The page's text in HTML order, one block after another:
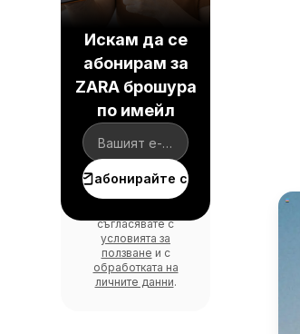
Искам да се
абонирам за
ZARA брошура
по имейл
абонирайте се
съгласявате с
условията за
ползване и с
обработката на
личните данни.